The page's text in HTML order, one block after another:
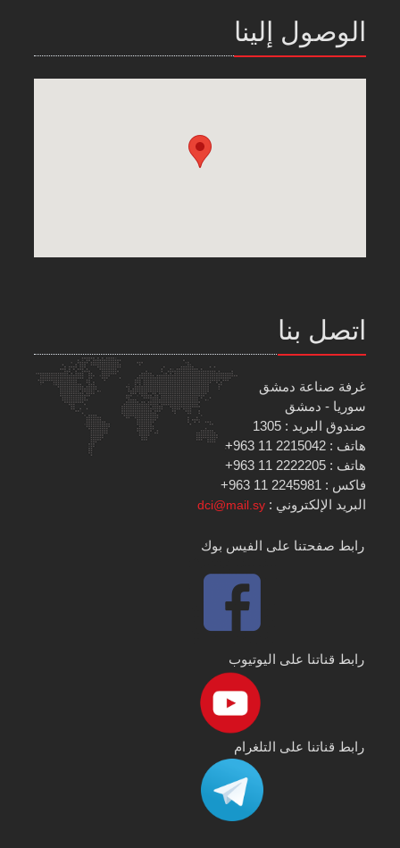
الوصول إلينا
اتصل بنا
غرفة صناعة دمشق
سوريا - دمشق
صندوق البريد : 1305
هاتف : 2215042 11 963+
هاتف : 2222205 11 963+
فاكس : 2245981 11 963+
البريد الإلكتروني :dci@mail.sy
رابط صفحتنا على الفيس بوك
رابط قناتنا على اليوتيوب
رابط قناتنا على التلغرام